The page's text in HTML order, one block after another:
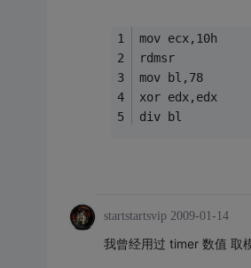
mov ecx,10h
rdmsr
mov bl,78
xor edx,edx
div bl
startstartsvip 2009-01-14
我曾经用过 timer 数值 取